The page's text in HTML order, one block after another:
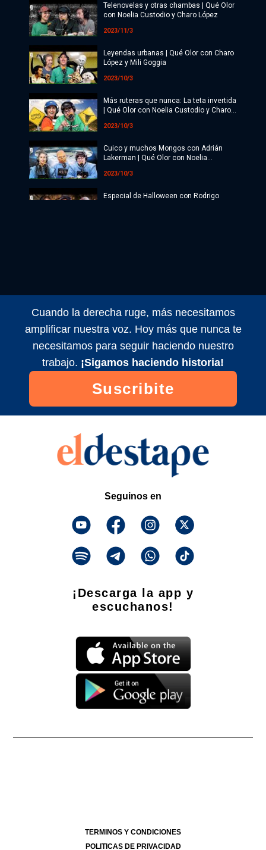
Telenovelas y otras chambas | Qué Olor
con Noelia Custodio y Charo López
2023/11/3
Leyendas urbanas | Qué Olor con Charo
López y Mili Goggia
2023/10/3
Más ruteras que nunca: La teta invertida
| Qué Olor con Noelia Custodio y Charo
2023/10/3
Cuico y muchos Mongos con Adrián
Lakerman | Qué Olor con Noelia
2023/10/3
Especial de Halloween con Rodrigo
2023/9/3
Sara Hebe | Qué Olor con Noelia
Custodio y Charo López
2023/9/3
Los pumas y la tapa de sesos | Qué Olor
con Noelia Custodio y Charo López
Cuando la derecha ruge, más necesitamos
amplificar nuestra voz. Hoy más que nunca te
necesitamos para seguir haciendo nuestro
trabajo. ¡Sigamos haciendo historia!
Suscribite
Seguinos en
¡Descarga la app y
escuchanos!
TERMINOS Y CONDICIONES
POLITICAS DE PRIVACIDAD